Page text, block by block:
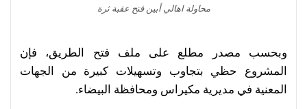
محاولة اهالي أبين فتح عقبة ثرة
وبحسب مصدر مطلع على ملف فتح الطريق، فإن
المشروع حظي بتجاوب وتسهيلات كبيرة من الجهات
المعنية في مديرية مكيراس ومحافظة البيضاء.